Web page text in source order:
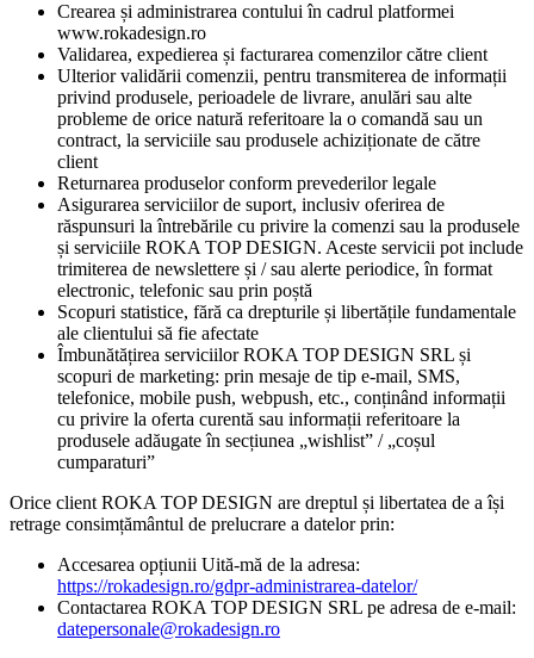
Crearea și administrarea contului în cadrul platformei
www.rokadesign.ro
Validarea, expedierea și facturarea comenzilor către client
Ulterior validării comenzii, pentru transmiterea de informații
privind produsele, perioadele de livrare, anulări sau alte
probleme de orice natură referitoare la o comandă sau un
contract, la serviciile sau produsele achiziționate de către
client
Returnarea produselor conform prevederilor legale
Asigurarea serviciilor de suport, inclusiv oferirea de
răspunsuri la întrebările cu privire la comenzi sau la produsele
și serviciile ROKA TOP DESIGN. Aceste servicii pot include
trimiterea de newslettere și / sau alerte periodice, în format
electronic, telefonic sau prin poștă
Scopuri statistice, fără ca drepturile și libertățile fundamentale
ale clientului să fie afectate
Îmbunătățirea serviciilor ROKA TOP DESIGN SRL și
scopuri de marketing: prin mesaje de tip e-mail, SMS,
telefonice, mobile push, webpush, etc., conținând informații
cu privire la oferta curentă sau informații referitoare la
produsele adăugate în secțiunea „wishlist” / „coșul
cumparaturi”
Orice client ROKA TOP DESIGN are dreptul și libertatea de a își
retrage consimțământul de prelucrare a datelor prin:
Accesarea opțiunii Uită-mă de la adresa:
https://rokadesign.ro/gdpr-administrarea-datelor/
Contactarea ROKA TOP DESIGN SRL pe adresa de e-mail:
datepersonale@rokadesign.ro